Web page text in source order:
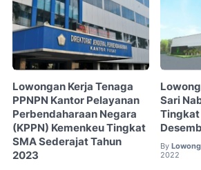
Lowongan Kerja Tenaga
PPNPN Kantor Pelayanan
Perbendaharaan Negara
(KPPN) Kemenkeu Tingkat
SMA Sederajat Tahun
2023
Sari
Tingkat
By
2022